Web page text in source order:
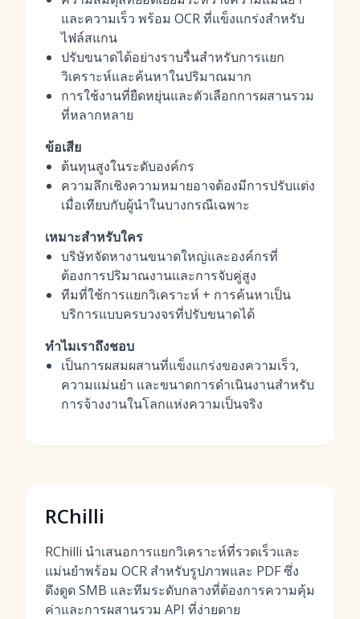
และความเร็ว พร้อม OCR ที่แข็งแกร่งสำหรับ
ไฟล์สแกน
ปรับขนาดได้อย่างราบรื่นสำหรับการแยก
วิเคราะห์และค้นหาในปริมาณมาก
การใช้งานที่ยืดหยุ่นและตัวเลือกการผสานรวม
ที่หลากหลาย
ข้อเสีย
ต้นทุนสูงในระดับองค์กร
ความลึกเชิงความหมายอาจต้องมีการปรับแต่ง
เมื่อเทียบกับผู้นำในบางกรณีเฉพาะ
เหมาะสำหรับใคร
บริษัทจัดหางานขนาดใหญ่และองค์กรที่
ต้องการปริมาณงานและการจับคู่สูง
ทีมที่ใช้การแยกวิเคราะห์ + การค้นหาเป็น
บริการแบบครบวงจรที่ปรับขนาดได้
ทำไมเราถึงชอบ
เป็นการผสมผสานที่แข็งแกร่งของความเร็ว,
ความแม่นยำ และขนาดการดำเนินงานสำหรับ
การจ้างงานในโลกแห่งความเป็นจริง
RChilli
RChilli นำเสนอการแยกวิเคราะห์ที่รวดเร็วและ
แม่นยำพร้อม OCR สำหรับรูปภาพและ PDF ซึ่ง
ดึงดูด SMB และทีมระดับกลางที่ต้องการความคุ้ม
ค่าและการผสานรวม API ที่ง่ายดาย